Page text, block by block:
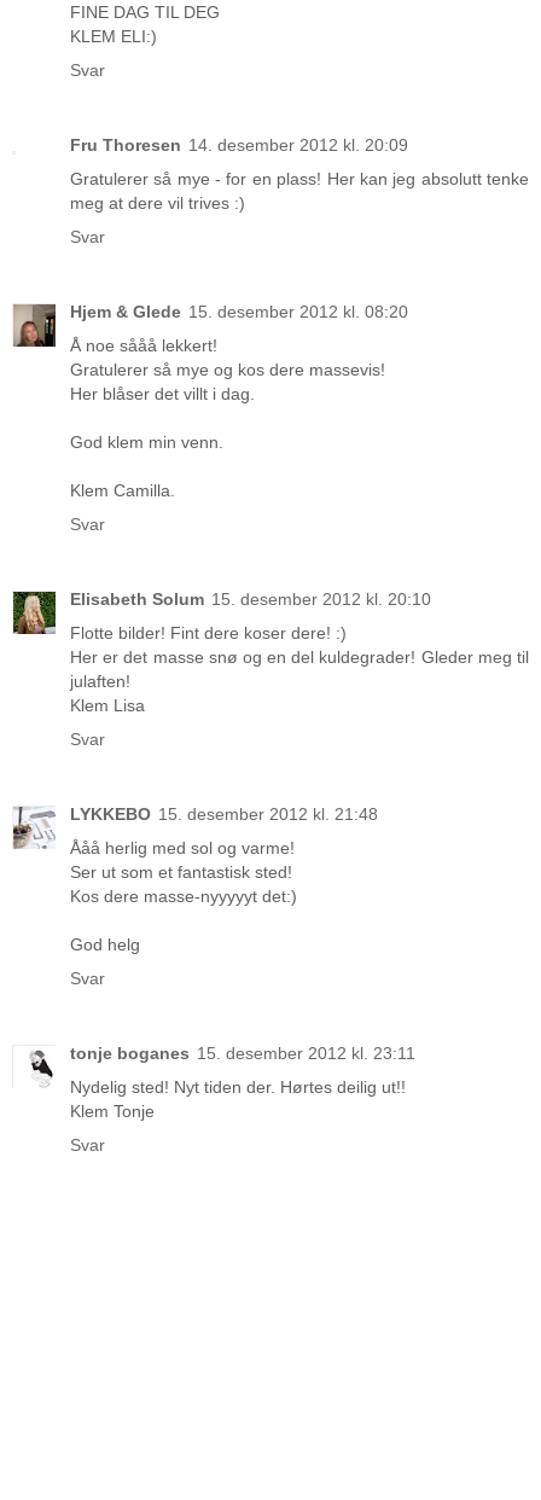
FINE DAG TIL DEG
KLEM ELI:)
Svar
Fru Thoresen 14. desember 2012 kl. 20:09
Gratulerer så mye - for en plass! Her kan jeg absolutt tenke
meg at dere vil trives :)
Svar
Hjem & Glede 15. desember 2012 kl. 08:20
Å noe sååå lekkert!
Gratulerer så mye og kos dere massevis!
Her blåser det villt i dag.
God klem min venn.
Klem Camilla.
Svar
Elisabeth Solum 15. desember 2012 kl. 20:10
Flotte bilder! Fint dere koser dere! :)
Her er det masse snø og en del kuldegrader! Gleder meg til
julaften!
Klem Lisa
Svar
LYKKEBO 15. desember 2012 kl. 21:48
Ååå herlig med sol og varme!
Ser ut som et fantastisk sted!
Kos dere masse-nyyyyyt det:)
God helg
Svar
tonje boganes 15. desember 2012 kl. 23:11
Nydelig sted! Nyt tiden der. Hørtes deilig ut!!
Klem Tonje
Svar